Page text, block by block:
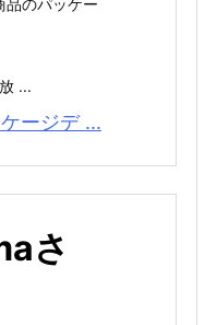
品のパッケー
...
ージデ ...
さ